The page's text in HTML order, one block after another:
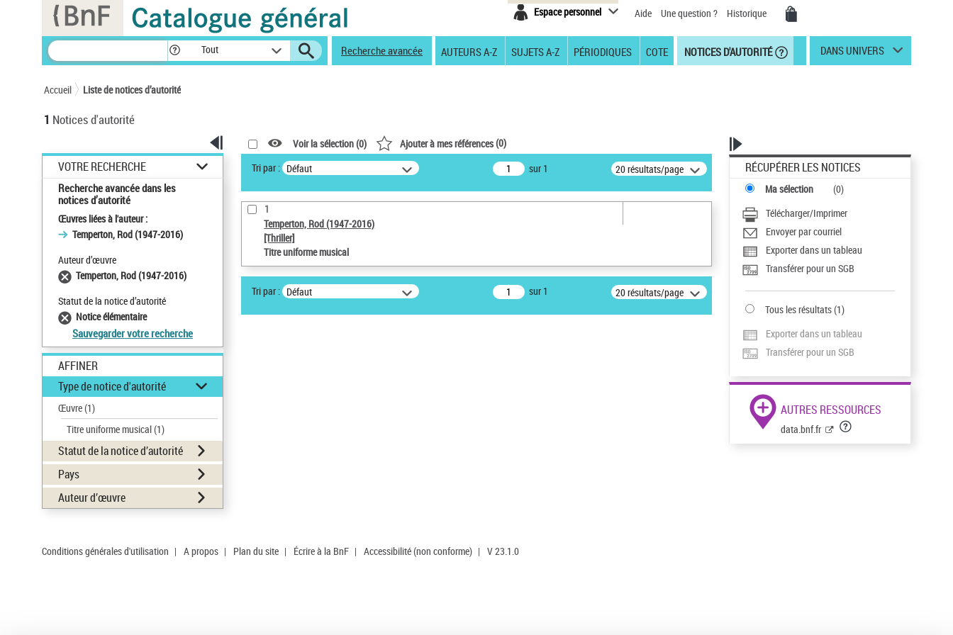
Espace personnel Aide Une question ? Historique
Tout Recherche avancée AUTEURS A-Z SUJETS A-Z PÉRIODIQUES COTE NOTICES D'AUTORITÉ DANS UNIVERS
Accueil Liste de notices d’autorité
1 Notices d'autorité
VOTRE RECHERCHE
Recherche avancée dans les
notices d’autorité
Œuvres liées à l'auteur :
Temperton, Rod (1947-2016)
Auteur d’œuvre
Temperton, Rod (1947-2016)
Statut de la notice d’autorité
Notice élémentaire
Sauvegarder votre recherche
AFFINER
Type de notice d'autorité
Œuvre(1)
Titre uniforme musical(1)
Statut de la notice d’autorité
Pays
Auteur d’œuvre
Voir la sélection (0) Ajouter à mes références(0)
Tri par : Défaut sur 1 20 résultats/page
1
Temperton, Rod (1947-2016)
[Thriller]
Titre uniforme musical
Tri par : Défaut sur 1 20 résultats/page
RÉCUPÉRER LES NOTICES
Ma sélection (0)
Télécharger/Imprimer
Envoyer par courriel
Exporter dans un tableau
Transférer pour un SGB
Tous les résultats(1)
Exporter dans un tableau
Transférer pour un SGB
AUTRES RESSOURCES
data.bnf.fr
Conditions générales d'utilisation | A propos | Plan du site | Écrire à la BnF | Accessibilité (non conforme) | V 23.1.0
Panneau de gestion des cookies